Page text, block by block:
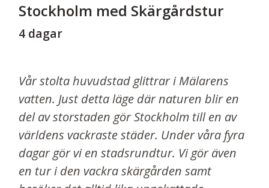
Stockholm med Skärgårdstur
4 dagar
Vår stolta huvudstad glittrar i Mälarens
vatten. Just detta läge där naturen blir en
del av storstaden gör Stockholm till en av
världens vackraste städer. Under våra fyra
dagar gör vi en stadsrundtur. Vi gör även
en tur i den vackra skärgården samt